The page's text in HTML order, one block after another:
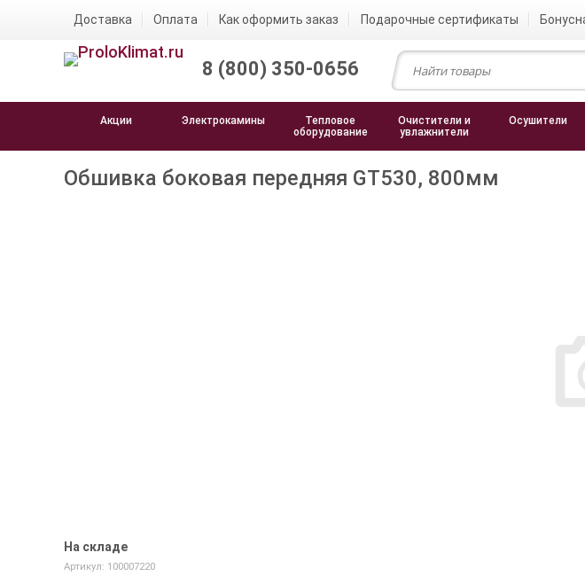
Доставка Оплата Как оформить заказ Подарочные сертификаты
8 (800) 350-0656
Акции Электрокамины
Тепловое
оборудование
Очистители и
увлажнители
Осушители
Обшивка боковая передняя GT530, 800мм
На складе
Артикул: 100007220